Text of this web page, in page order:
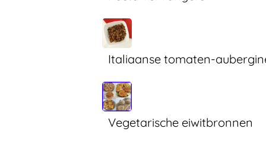
Italiaanse tomaten-
Vegetarische eiwitbronnen